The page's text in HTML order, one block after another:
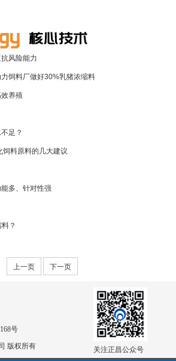
风险能力
饲料厂做好30%乳猪浓缩料
养殖
足？
饲料原料的几大建议
多、针对性强
？
上一页 下一页
号
版权所有
关注正昌公众号